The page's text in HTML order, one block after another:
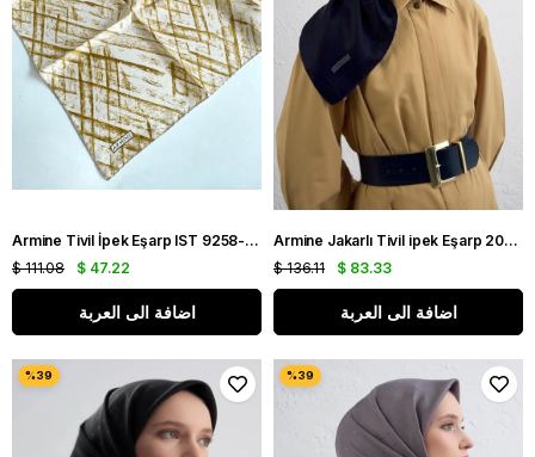
Armine Tivil İpek Eşarp IST 9258-07 Beyaz Karışık Desen
$ 47.22
$ 111.08
اضافة الى العربة
Armine Jakarlı Tivil ipek Eşarp 2004 - 21 Lacivert Puantiye Desen
$ 83.33
$ 136.11
اضافة الى العربة